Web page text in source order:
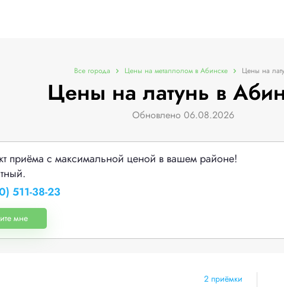
Все города Цены на металлолом в Абинске Цены на
Цены на латунь в
Обновлено 06.08.2026
приёма с максимальной ценой в вашем районе!
511-38-23
мне
2 приёмки